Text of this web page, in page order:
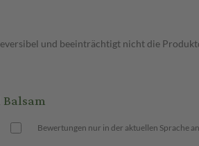
und beeinträchtigt nicht die
Bewertungen nur in der aktuellen Sprache